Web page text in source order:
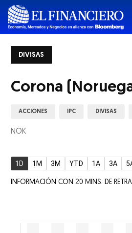
DIVISAS
Corona
ACCIONES IPC DIVISAS
NOK
1D 1M 3M YTD 1A 3A
INFORMACIÓN CON 20 MINS. DE